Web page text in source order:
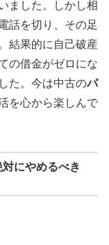
ました。しかし相
話を切り、その足
結果的に自己破産
の借金がゼロにな
た。今は中古のパ
を心から楽しんで
にやめるべき